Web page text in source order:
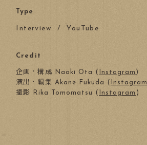
Type
Interview YouTube
Credit
企画・構成 Naoki Ota ( Instagram )
演出・編集 Akane Fukuda (
Instagram
撮影 Rika Tomomatsu (
Instagram )